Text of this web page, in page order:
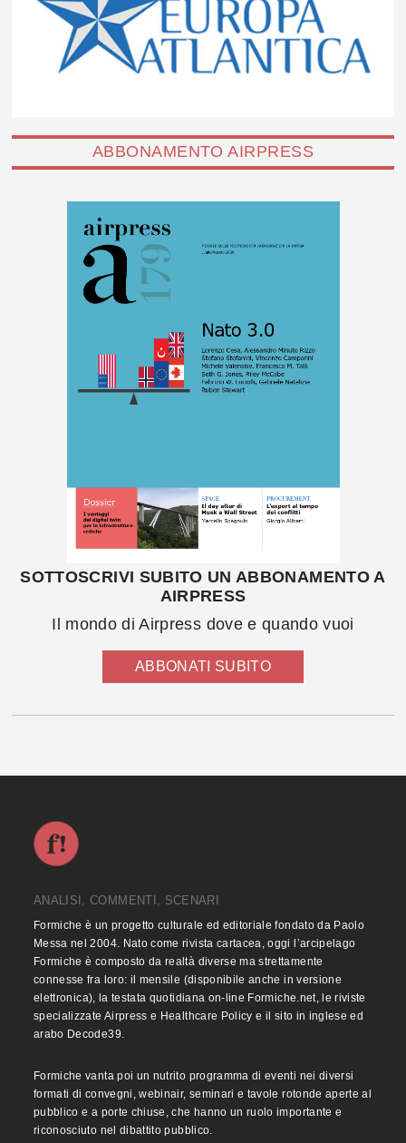
ABBONAMENTO AIRPRESS
SOTTOSCRIVI SUBITO UN ABBONAMENTO A
AIRPRESS
Il mondo di Airpress dove e quando vuoi
ABBONATI SUBITO
ANALISI, COMMENTI, SCENARI
Formiche è un progetto culturale ed editoriale fondato da Paolo
Messa nel 2004. Nato come rivista cartacea, oggi l’arcipelago
Formiche è composto da realtà diverse ma strettamente
connesse fra loro: il mensile (disponibile anche in versione
elettronica), la testata quotidiana on-line Formiche.net, le riviste
specializzate Airpress e Healthcare Policy e il sito in inglese ed
arabo Decode39.
Formiche vanta poi un nutrito programma di eventi nei diversi
formati di convegni, webinair, seminari e tavole rotonde aperte al
pubblico e a porte chiuse, che hanno un ruolo importante e
riconosciuto nel dibattito pubblico.